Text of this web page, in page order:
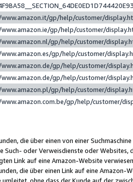
gp/help/customer/
gp/help/customer/
gp/help/customer/
gp/help/customer/
gp/help/customer/
gp/help/customer/
gp/help/customer/
gp/help/customer/
die über einen von einer
Such- oder Verweisdienste oder Websites,
Link auf eine Amazon-Website
die über einen Link auf eine
ohne dass der Kunde auf der